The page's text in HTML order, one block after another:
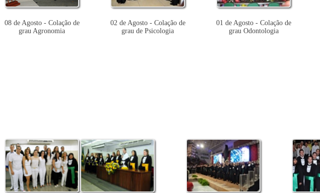
08 de Agosto - Colação de
grau Agronomia
02 de Agosto - Colação de
grau de Psicologia
01 de Agosto - Colação de
grau Odontologia